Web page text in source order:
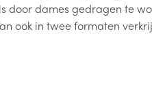
door dames gedragen te
ook in twee formaten